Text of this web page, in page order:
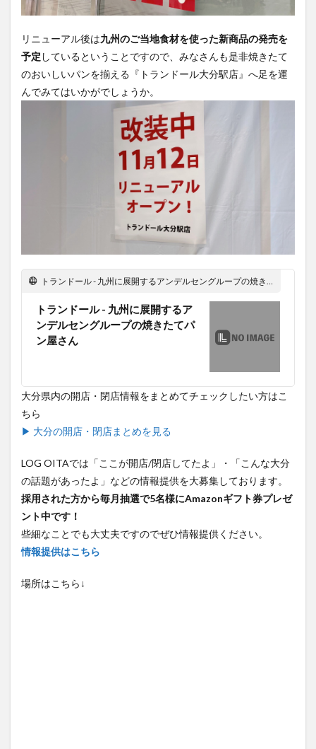
リニューアル後は九州のご当地食材を使った新商品の発売を
予定
しているということですので、みなさんも是非焼きたて
のおいしいパンを揃える『トランドール大分駅店』へ足を運
んでみてはいかがでしょうか。
トランドール - 九州に展開するア
ンデルセングループの焼きたてパ
ン屋さん
大分県内の開店・閉店情報をまとめてチェックしたい方はこ
ちら
▶ 大分の開店・閉店まとめを見る
LOG OITAでは「ここが開店/閉店してたよ」・「こんな大分
の話題があったよ」などの情報提供を大募集しております。
採用された方から毎月抽選で5名様にAmazonギフト券プレゼ
ント中です！
些細なことでも大丈夫ですのでぜひ情報提供ください。
情報提供はこちら